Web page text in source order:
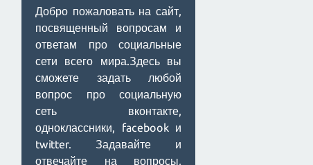
Добро пожаловать на сайт,
посвященный вопросам и
ответам про социальные
сети всего мира.Здесь вы
сможете задать любой
вопрос про социальную
сеть вконтакте,
одноклассники, facebook и
twitter. Задавайте и
отвечайте на вопросы,